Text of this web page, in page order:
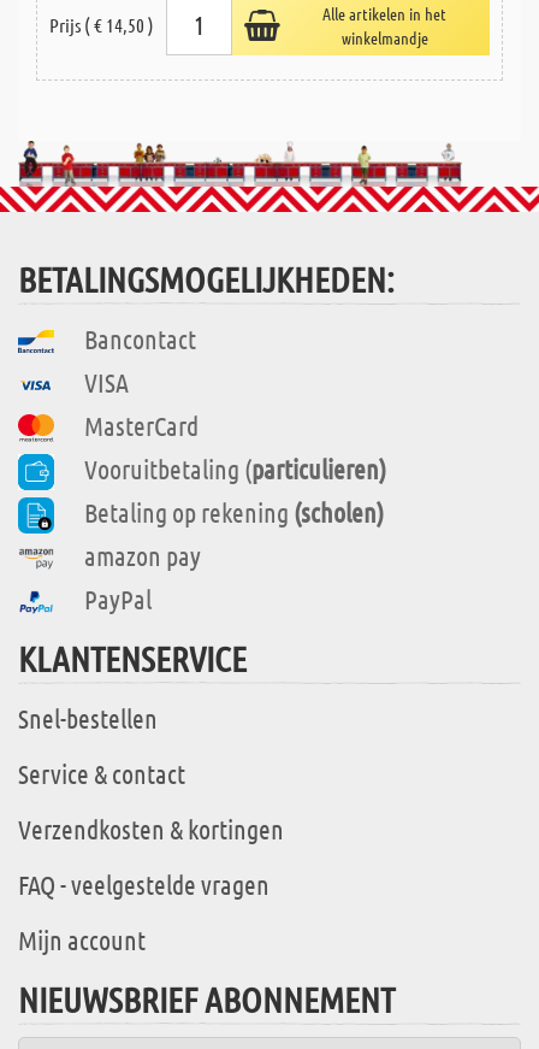
Prijs ( € 14,50 )
Alle artikelen in het
winkelmandje
BETALINGSMOGELIJKHEDEN:
Bancontact
VISA
MasterCard
Vooruitbetaling (particulieren)
Betaling op rekening (scholen)
amazon pay
PayPal
KLANTENSERVICE
Snel-bestellen
Service & contact
Verzendkosten & kortingen
FAQ - veelgestelde vragen
Mijn account
NIEUWSBRIEF ABONNEMENT